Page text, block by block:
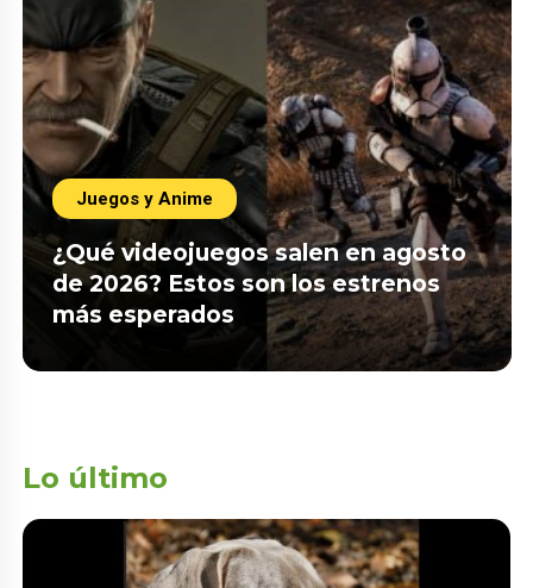
Juegos y Anime
¿Qué videojuegos salen en agosto
de 2026? Estos son los estrenos
más esperados
Lo último